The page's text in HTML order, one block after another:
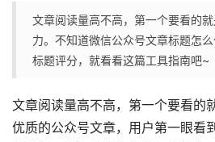
文章阅读量高不高，第一个要看的
力。不知道微信公众号文章标题怎
标题评分，就看看这篇工具指南吧~
文章阅读量高不高，第一个要看的
优质的公众号文章，用户第一眼看